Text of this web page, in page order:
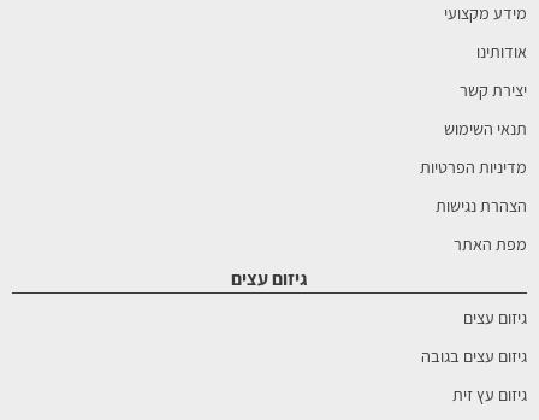
מידע מקצועי
אודותינו
יצירת קשר
תנאי השימוש
מדיניות הפרטיות
הצהרת נגישות
מפת האתר
גיזום עצים
גיזום עצים
גיזום עצים בגובה
גיזום עץ זית